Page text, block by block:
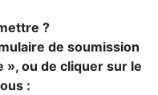
?
de soumission
ou de cliquer sur le
: